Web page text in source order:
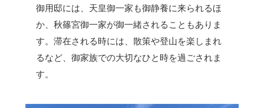
御用邸には、天皇御一家も御静養に来られるほ
か、秋篠宮御一家が御一緒されることもありま
す。滞在される時には、散策や登山を楽しまれ
るなど、御家族での大切なひと時を過ごされま
す。